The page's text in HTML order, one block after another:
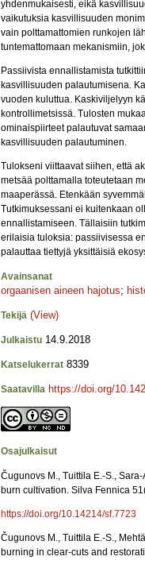
yhdenmukaisesti, eikä
vaikutuksia kasvillisuuden
vain polttamattomien runkojen
tuntemattomaan mekanismiin,
Passiivista ennallistamista
kasvillisuuden palautumisena.
vuoden kuluttua. Kaskiviljelyyn
kontrollimetsissä. Tulosten
ominaispiirteet palautuvat
kasvillisuuden palautuminen.
Tulokseni viittaavat siihen, että
metsää polttamalla toteutetaan
maaperässä. Etenkään
Tutkimuksessani ei kuitenkaan
ennallistamiseen. Tällaisiin
erilaisia tuloksia: passiivisessa
palauttaa tiettyjä yksittäisiä
Avainsanat
orgaanisen aineen hajotus;
Tekijä (View)
Julkaistu 14.9.2018
Katselukerrat 8339
Saatavilla https://doi.org/
Osajulkaisut
Čugunovs M., Tuittila E.-S.,
burn cultivation. Silva Fennica
https://doi.org/10.14214/sf.7723
Čugunovs M., Tuittila E.-S.,
burning in clear-cuts and